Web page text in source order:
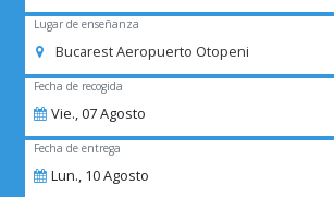
Lugar de enseñanza
Bucarest Aeropuerto Otopeni
Fecha de recogida
Vie.,07Agosto
Fecha de entrega
Lun., 10Agosto